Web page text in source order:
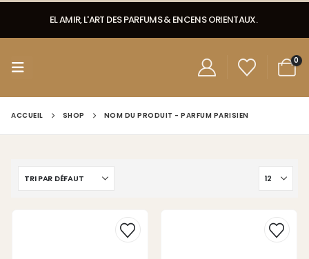
EL AMIR, L'ART DES PARFUMS & ENCENS ORIENTAUX.
0
ACCUEIL SHOP NOM DU PRODUIT - PARFUM PARISIEN